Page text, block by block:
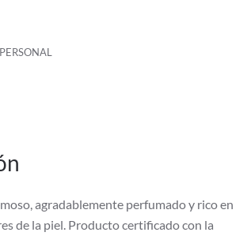
agradablemente perfumado y rico en
de la piel. Producto certificado con la